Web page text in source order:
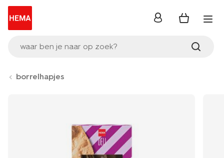
waar ben je naar op zoek?
inloggen
borrelhapjes